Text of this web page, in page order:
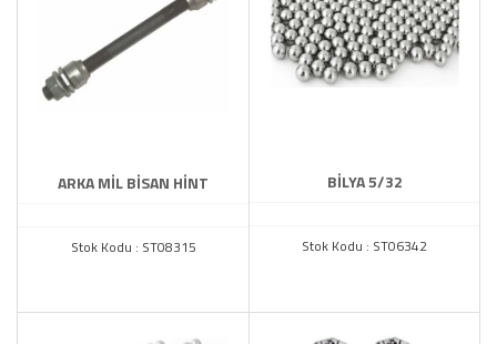
MARKALAR
ARKA MİL BİSAN HİNT
Stok Kodu : ST08315
BİLYA 5/32
Stok Kodu : ST06342